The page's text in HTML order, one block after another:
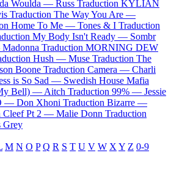
Woulda — Russ Traduction KYLIAN
Traduction The Way You Are —
Home To Me — Tones & I Traduction
My Body Isn't Ready — Sombr
Madonna Traduction MORNING DEW
Hush — Muse Traduction The
Boone Traduction Camera — Charli
is So Sad — Swedish House Mafia
Bell) — Aitch Traduction 99% — Jessie
— Don Xhoni Traduction Bizarre —
Cleef Pt 2 — Malie Donn Traduction
Grey
M N O P Q R S T U V W X Y Z 0-9